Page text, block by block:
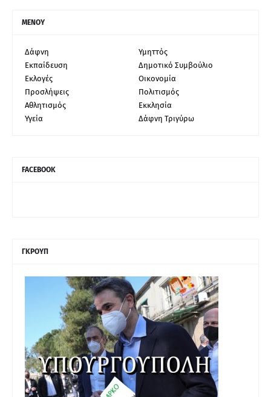
ΜΕΝΟΥ
Δάφνη
Υμηττός
Εκπαίδευση
Δημοτικό Συμβούλιο
Εκλογές
Οικονομία
Προσλήψεις
Πολιτισμός
Αθλητισμός
Εκκλησία
Υγεία
Δάφνη Τριγύρω
FACEBOOK
ΓΚΡΟΥΠ